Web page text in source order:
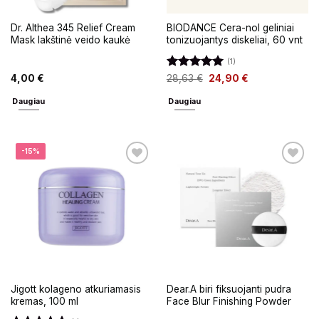
Dr. Althea 345 Relief Cream
Mask lakštinė veido kaukė
4,00 €
Daugiau
BIODANCE Cera-nol geliniai
tonizuojantys diskeliai, 60 vnt
Įvertinimas:
(1)
28,63€ 24,90 €
Daugiau
-15%
Jigott kolageno atkuriamasis
kremas, 100 ml
Dear.A biri fiksuojanti pudra
Face Blur Finishing Powder